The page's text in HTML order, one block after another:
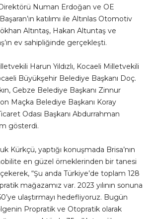
Numan Erdoğan ve OE
katılımı ile Altınlas Otomotiv
Altıntaş, Hakan Altuntaş ve
ev sahipliğinde gerçekleşti.
Harun Yıldızlı, Kocaeli Milletvekili
Büyükşehir Belediye Başkanı Doç.
Gebze Belediye Başkanı Zinnur
Maçka Belediye Başkanı Koray
Odası Başkanı Abdurrahman
gösterdi.
Kürkçü, yaptığı konuşmada Brisa’nın
en güzel örneklerinden bir tanesi
“Şu anda Türkiye’de toplam 128
mağazamız var. 2023 yılının sonuna
ulaştırmayı hedefliyoruz. Bugün
Propratik ve Otopratik olarak